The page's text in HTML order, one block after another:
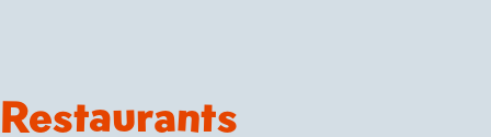
Restaurants